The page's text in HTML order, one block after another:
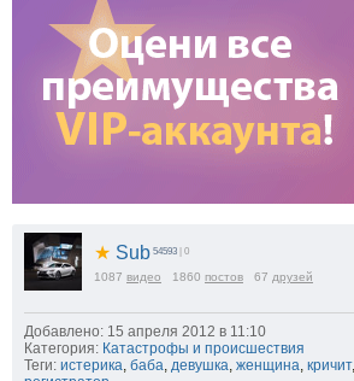
★ Sub 54593 | 0
1087 видео 1860 постов 67 друзей
Добавлено: 15 апреля 2012 в 11:10
Категория: Катастрофы и происшествия
Теги: истерика баба девушка женщина кричит,